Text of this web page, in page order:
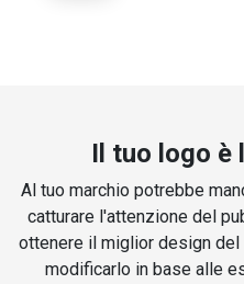
Il tuo logo è
Al tuo marchio potrebbe
catturare l'attenzione del
ottenere il miglior design
modificarlo in base alle